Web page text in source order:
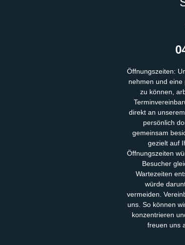
Öffnungszeiten:
nehmen und eine
zu können,
direkt an
persönlich
gemeinsam
gezielt auf
Öffnungszeiten
Besucher
Wartezeiten
würde
vermeiden.
uns. So können
konzentrieren
freuen uns